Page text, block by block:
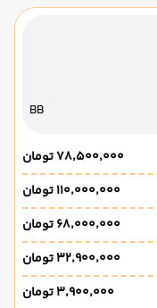
BB
۷۸٬۵۰۰٬۰۰۰ تومان
۱۱۰٬۰۰۰٬۰۰۰ تومان
۶۸٬۰۰۰٬۰۰۰ تومان
۳۲٬۹۰۰٬۰۰۰ تومان
۳٬۹۰۰٬۰۰۰ تومان